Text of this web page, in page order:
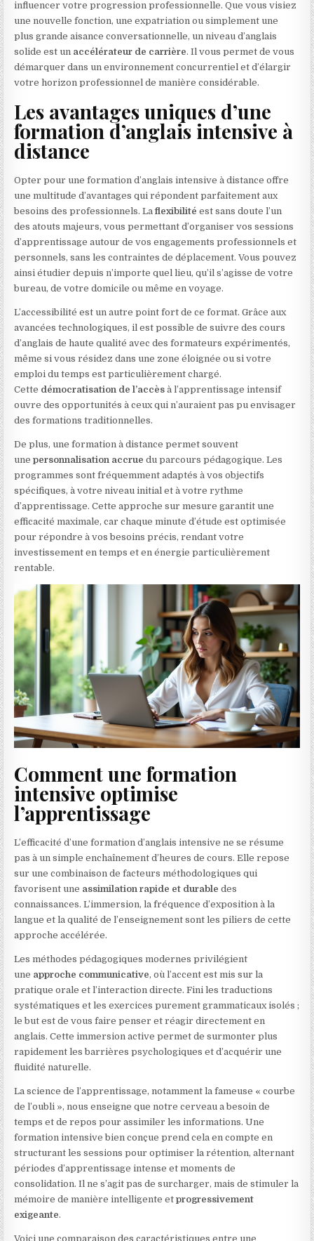
influencer votre progression professionnelle. Que vous visiez
une nouvelle fonction, une expatriation ou simplement une
plus grande aisance conversationnelle, un niveau d’anglais
solide est un accélérateur de carrière. Il vous permet de vous
démarquer dans un environnement concurrentiel et d’élargir
votre horizon professionnel de manière considérable.
Les avantages uniques d’une
formation d’anglais intensive à
distance
Opter pour une formation d’anglais intensive à distance offre
une multitude d’avantages qui répondent parfaitement aux
besoins des professionnels. Laflexibilité est sans doute l’un
des atouts majeurs, vous permettant d’organiser vos sessions
d’apprentissage autour de vos engagements professionnels et
personnels, sans les contraintes de déplacement. Vous pouvez
ainsi étudier depuis n’importe quel lieu, qu’il s’agisse de votre
bureau, de votre domicile ou même en voyage.
L’accessibilité est un autre point fort de ce format. Grâce aux
avancées technologiques, il est possible de suivre des cours
d’anglais de haute qualité avec des formateurs expérimentés,
même si vous résidez dans une zone éloignée ou si votre
emploi du temps est particulièrement chargé.
Cette démocratisation de l’accès à l’apprentissage intensif
ouvre des opportunités à ceux qui n’auraient pas pu envisager
des formations traditionnelles.
De plus, une formation à distance permet souvent
unepersonnalisation accrue du parcours pédagogique. Les
programmes sont fréquemment adaptés à vos objectifs
spécifiques, à votre niveau initial et à votre rythme
d’apprentissage. Cette approche sur mesure garantit une
efficacité maximale, car chaque minute d’étude est optimisée
pour répondre à vos besoins précis, rendant votre
investissement en temps et en énergie particulièrement
rentable.
Comment une formation
intensive optimise
l’apprentissage
L’efficacité d’une formation d’anglais intensive ne se résume
pas à un simple enchaînement d’heures de cours. Elle repose
sur une combinaison de facteurs méthodologiques qui
favorisent une assimilation rapide et durable des
connaissances. L’immersion, la fréquence d’exposition à la
langue et la qualité de l’enseignement sont les piliers de cette
approche accélérée.
Les méthodes pédagogiques modernes privilégient
une approche communicative, où l’accent est mis sur la
pratique orale et l’interaction directe. Fini les traductions
systématiques et les exercices purement grammaticaux isolés ;
le but est de vous faire penser et réagir directement en
anglais. Cette immersion active permet de surmonter plus
rapidement les barrières psychologiques et d’acquérir une
fluidité naturelle.
La science de l’apprentissage, notamment la fameuse « courbe
de l’oubli », nous enseigne que notre cerveau a besoin de
temps et de repos pour assimiler les informations. Une
formation intensive bien conçue prend cela en compte en
structurant les sessions pour optimiser la rétention, alternant
périodes d’apprentissage intense et moments de
consolidation. Il ne s’agit pas de surcharger, mais de stimuler la
mémoire de manière intelligente etprogressivement
exigeante.
Voici une comparaison des caractéristiques entre une